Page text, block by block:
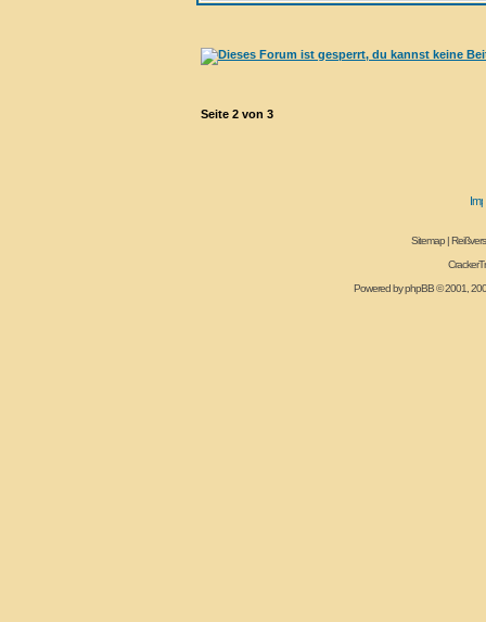
Seite 2 von 3
Sitemap|
Powered byphpBB© 2001,